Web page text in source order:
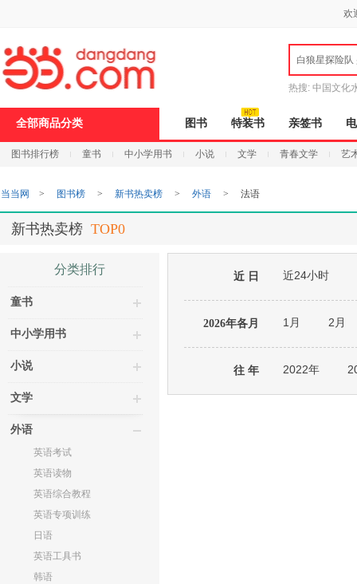
欢
白狼星探险队
热搜: 中国文化
全部商品分类 图书 特装书 亲签书
图书排行榜 童书 中小学用书 小说 文学 青春文学 艺
打
开
无
障
页
加
当当网 > 图书榜 > 新书热卖榜 > 外语 > 法语
新书热卖榜 TOP0
分类排行
童书
中小学用书
小说
文学
外语
英语考试
英语读物
英语综合教程
英语专项训练
日语
英语工具书
韩语
近 日 近24小时
2026年各月 1月 2月
往 年 2022年